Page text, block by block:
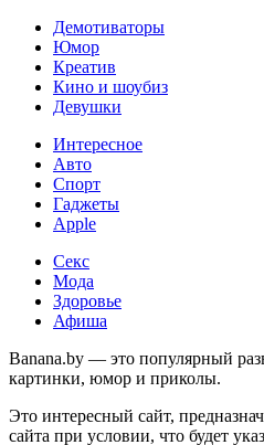
Демотиваторы
Юмор
Креатив
Кино и шоубиз
Девушки
Интересное
Авто
Спорт
Гаджеты
Apple
Секс
Мода
Здоровье
Афиша
Banana.by — это популярный
картинки, юмор и приколы.
Это интересный сайт,
сайта при условии, что будет